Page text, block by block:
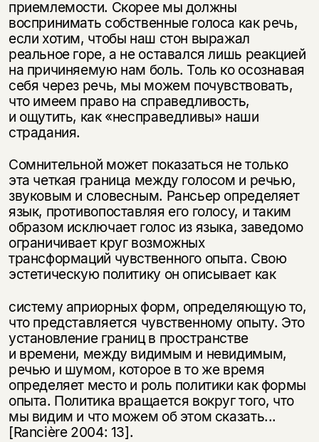
приемлемости. Скорее мы должны
воспринимать собственные голоса как речь,
если хотим, чтобы наш стон выражал
реальное горе, а не оставался лишь реакцией
на причиняемую нам боль. Толь ко осознавая
себя через речь, мы можем почувствовать,
что имеем право на справедливость,
и ощутить, как «несправедливы» наши
страдания.
Сомнительной может показаться не только
эта четкая граница между голосом и речью,
звуковым и словесным. Рансьер определяет
язык, противопоставляя его голосу, и таким
образом исключает голос из языка, заведомо
ограничивает круг возможных
трансформаций чувственного опыта. Свою
эстетическую политику он описывает как
систему априорных форм, определяющую то,
что представляется чувственному опыту. Это
установление границ в пространстве
и времени, между видимым и невидимым,
речью и шумом, которое в то же время
определяет место и роль политики как формы
опыта. Политика вращается вокруг того, что
мы видим и что можем об этом сказать...
[Rancière 2004: 13].